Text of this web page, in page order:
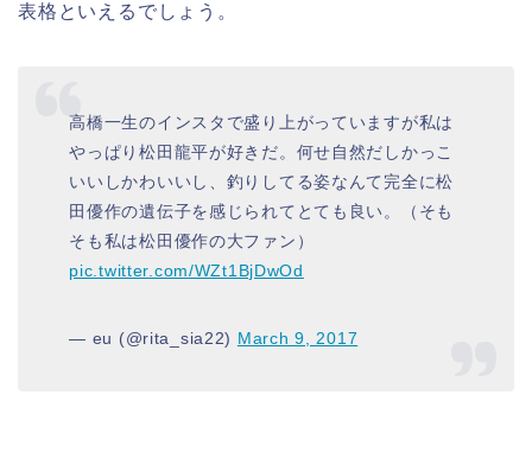
表格といえるでしょう。
高橋一生のインスタで盛り上がっていますが私は
やっぱり松田龍平が好きだ。何せ自然だしかっこ
いいしかわいいし、釣りしてる姿なんて完全に松
田優作の遺伝子を感じられてとても良い。（そも
そも私は松田優作の大ファン）
pic.twitter.com/WZt1BjDwOd
— eu (@rita_sia22) March 9, 2017